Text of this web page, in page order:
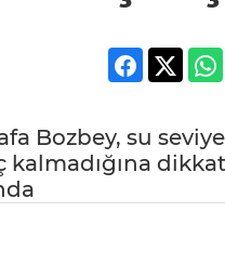
Bozbey, su
kalmadığına